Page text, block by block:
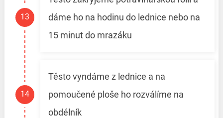
dáme ho na hodinu do lednice nebo na
15 minut do mrazáku
Těsto vyndáme z lednice a na
pomoučené ploše ho rozválíme na
obdélník